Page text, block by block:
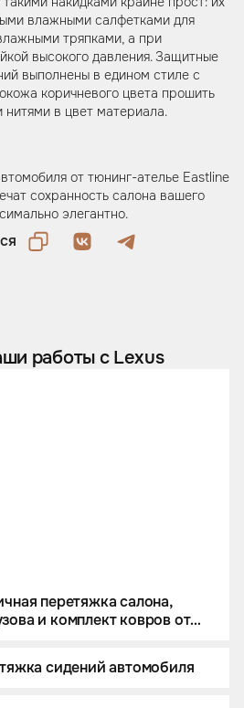
влажными салфетками для
тряпками, а при
высокого давления. Защитные
выполнены в едином стиле с
коричневого цвета прошить
в цвет материала.
от тюнинг-ателье Eastline
сохранность салона вашего
элегантно.
работы с Lexus
перетяжка салона,
и комплект ковров от
сидений автомобиля